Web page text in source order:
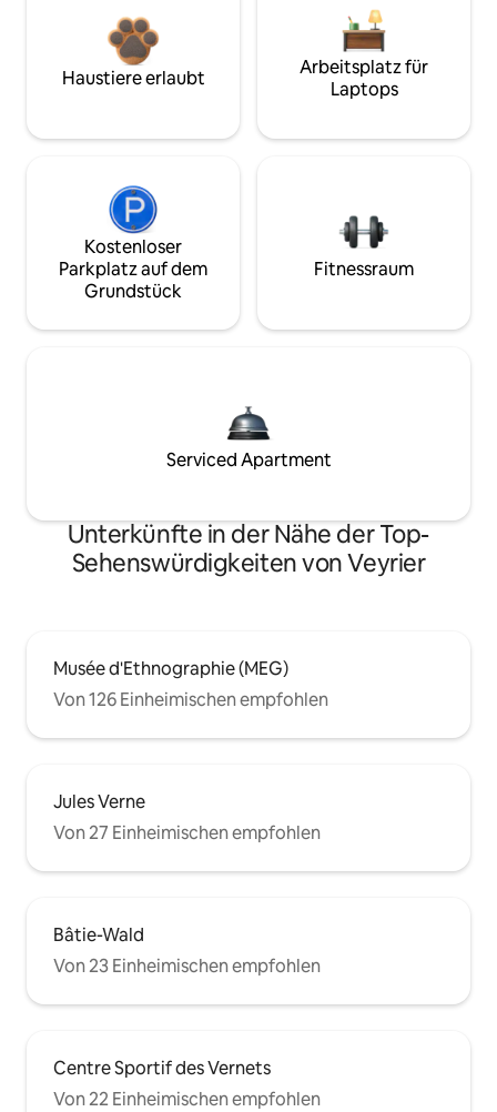
Haustiere erlaubt
Arbeitsplatz für
Laptops
Kostenloser
Parkplatz auf dem
Grundstück
Fitnessraum
Serviced Apartment
Unterkünfte in der Nähe der Top-
Sehenswürdigkeiten von Veyrier
Musée d'Ethnographie (MEG)
Von 126 Einheimischen empfohlen
Jules Verne
Von 27 Einheimischen empfohlen
Bâtie-Wald
Von 23 Einheimischen empfohlen
Centre Sportif des Vernets
Von 22 Einheimischen empfohlen